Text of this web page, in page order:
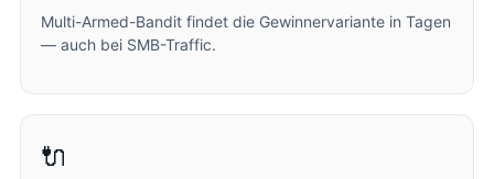
Multi-Armed-Bandit findet die Gewinnervariante in Tagen
— auch bei SMB-Traffic.
🔌